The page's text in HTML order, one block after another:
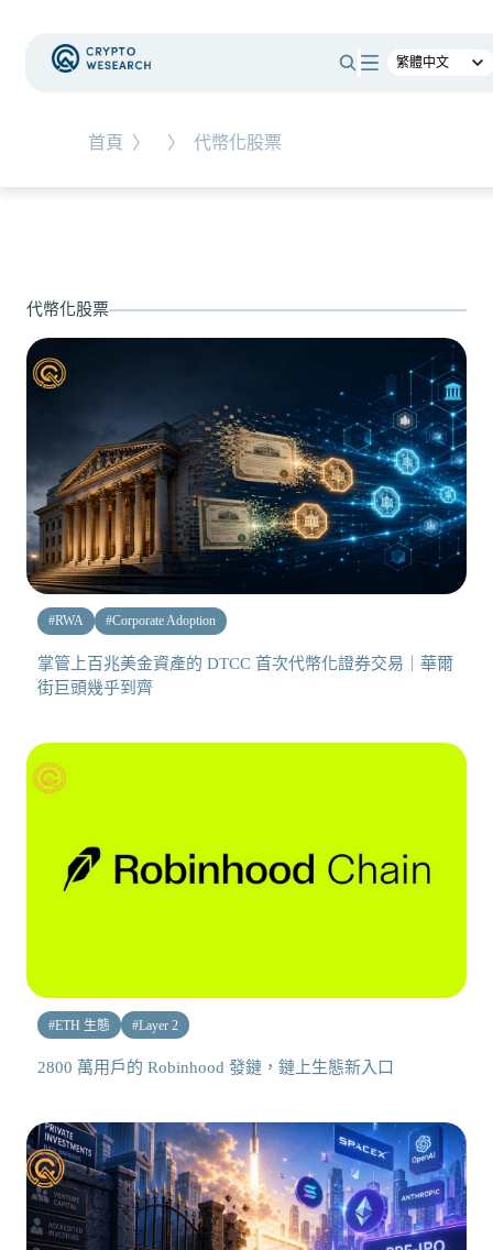
首頁 〉 〉 代幣化股票
NEW EVENT
NEW ARTICLES
全球最大託管銀行入局！ BNY Mellon 要讓美債交易
24/7 不打烊
RWA
代幣化股票
#RWA #Corporate Adoption
掌管上百兆美金資產的 DTCC 首次代幣化證券交易｜華爾
街巨頭幾乎到齊
#ETH 生態 #Layer 2
2800 萬用戶的 Robinhood 發鏈，鏈上生態新入口